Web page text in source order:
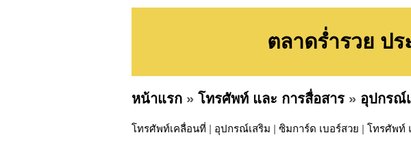
ตลาดร่ำรวย ป
หน้าแรก » โทรศัพท์ และ การสื่อสาร » อุปกรณ์
โทรศัพท์เคลื่อนที่ | อุปกรณ์เสริม | ซิมการ์ด เบอร์สวย | โทรศัพท์